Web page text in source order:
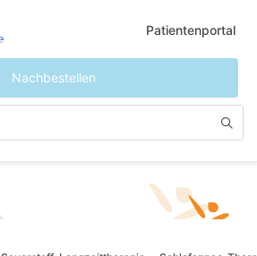
Patientenportal
Nachbestellen